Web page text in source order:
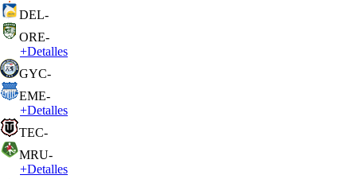
DEL-
ORE-
+Detalles
GYC-
EME-
+Detalles
TEC-
MRU-
+Detalles